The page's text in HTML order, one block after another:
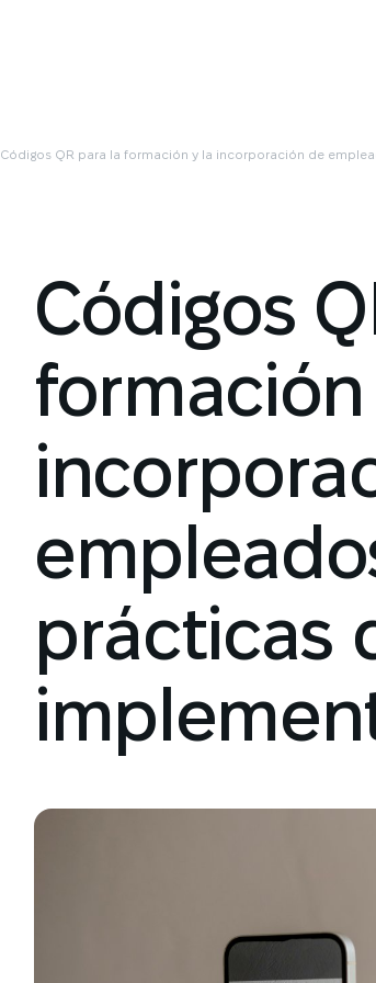
Códigos QR para la formación y la incorporación de
Códigos
formación
prácticas